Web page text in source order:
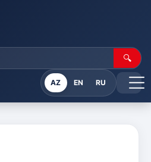
🔍
AZ EN RU